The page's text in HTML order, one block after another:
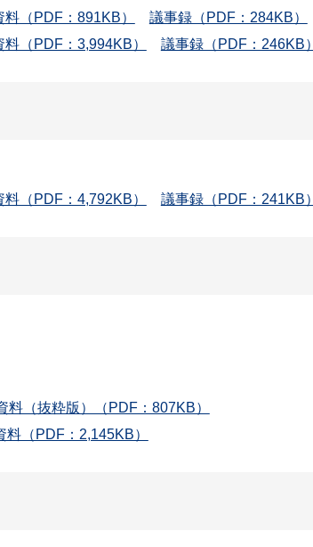
料（PDF：891KB）
議事録（PDF：284KB）
料（PDF：3,994KB） 議事録（PDF：246KB）
料（PDF：4,792KB） 議事録（PDF：241KB）
料（抜粋版）（PDF：807KB）
料（PDF：2,145KB）